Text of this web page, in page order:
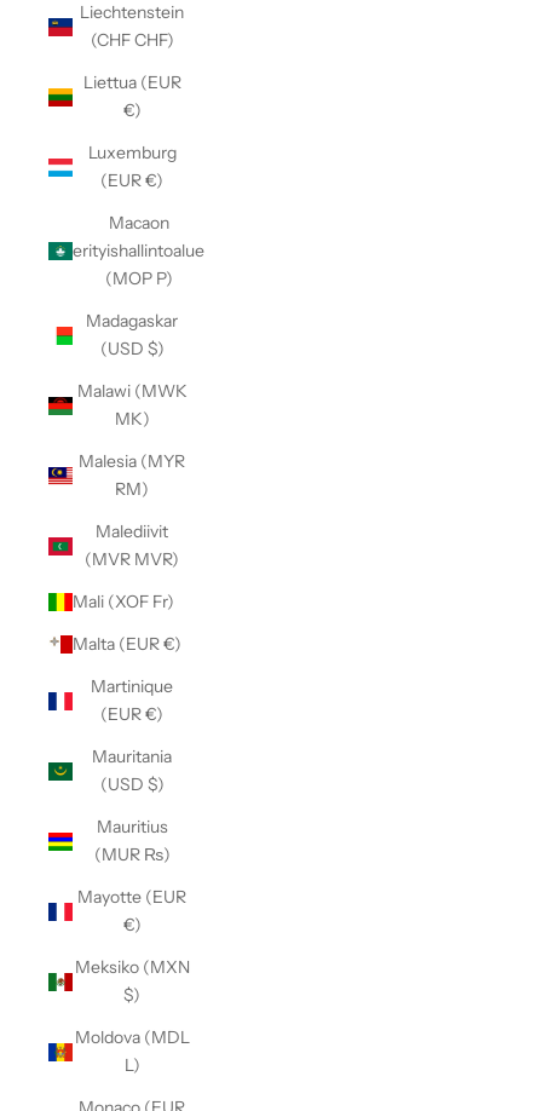
Liechtenstein
(CHF CHF)
Liettua (EUR
€)
Luxemburg
(EUR €)
Macaon
erityishallintoalue
(MOP P)
Madagaskar
(USD $)
Malawi (MWK
MK)
Malesia (MYR
RM)
Malediivit
(MVR MVR)
Mali (XOF Fr)
Malta (EUR €)
Martinique
(EUR €)
Mauritania
(USD $)
Mauritius
(MUR ₨)
Mayotte (EUR
€)
Meksiko (MXN
$)
Moldova (MDL
L)